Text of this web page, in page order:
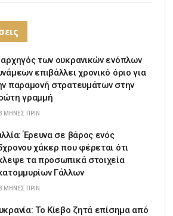
των ουκρανικών ενόπλων
επιβάλλει χρονικό όριο για
παραμονή στρατευμάτων στην
γραμμή
ΜΉΝΕΣ ΠΡΙΝ
Έρευνα σε βάρος ενός
χάκερ που φέρεται ότι
τα προσωπικά στοιχεία
Γάλλων
ΜΉΝΕΣ ΠΡΙΝ
Το Κίεβο ζητά επίσημα από